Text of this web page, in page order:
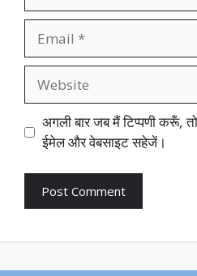
अगली बार जब मैं टिप्पणी करूँ,
ईमेल और वेबसाइट सहेजें।